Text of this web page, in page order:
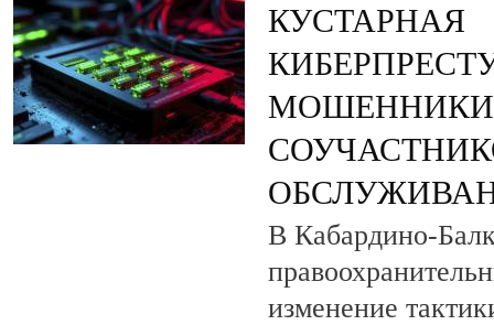
КУСТАРНАЯ
МОШЕННИКИ
В Кабардино-
изменение